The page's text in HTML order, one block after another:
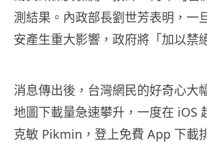
測結果。內政部長劉世芳表明，一
安產生重大影響，政府將「加以禁
消息傳出後，台灣網民的好奇心大
地圖下載量急速攀升，一度在 iOS
克敏 Pikmin，登上免費 App 下載